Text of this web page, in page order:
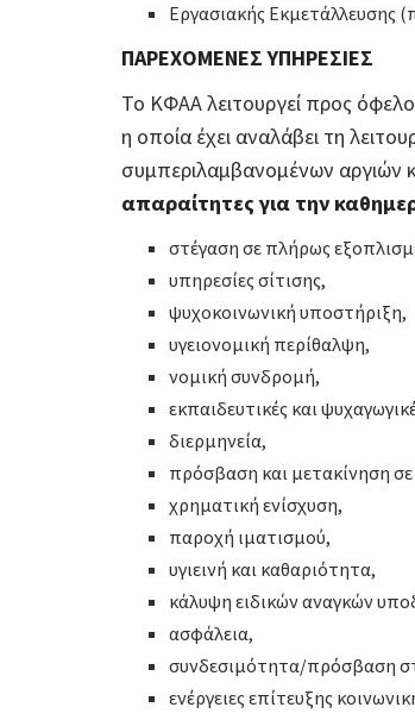
Εργασιακής Εκμετάλλευσης
ΠΑΡΕΧΟΜΕΝΕΣ ΥΠΗΡΕΣΙΕΣ
Το ΚΦΑΑ λειτουργεί προς
η οποία έχει αναλάβει τη
συμπεριλαμβανομένων αργιών
απαραίτητες για την
στέγαση σε πλήρως
υπηρεσίες σίτισης,
ψυχοκοινωνική υποστήριξη,
υγειονομική περίθαλψη,
νομική συνδρομή,
εκπαιδευτικές και
διερμηνεία,
πρόσβαση και μετακίνηση
χρηματική ενίσχυση,
παροχή ιματισμού,
υγιεινή και καθαριότητα,
κάλυψη ειδικών αναγκών
ασφάλεια,
συνδεσιμότητα/πρόσβαση
ενέργειες επίτευξης